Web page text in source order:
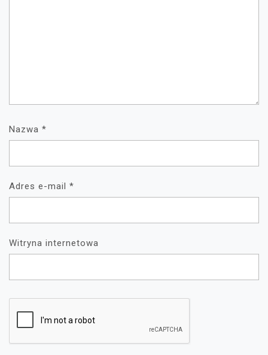
Nazwa *
Adres e-mail *
Witryna internetowa